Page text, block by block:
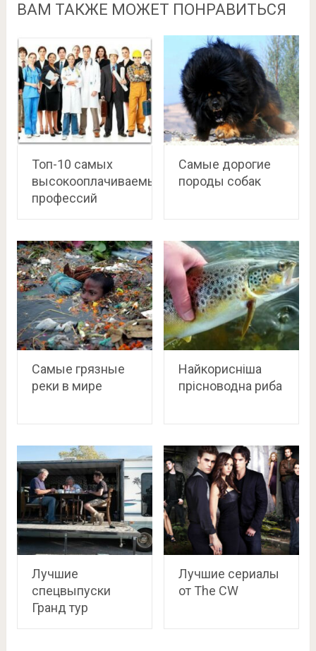
ВАМ ТАКЖЕ МОЖЕТ ПОНРАВИТЬСЯ
Топ-10 самых
высокооплачиваемых
профессий
Самые дорогие
породы собак
Самые грязные
реки в мире
Найкорисніша
прісноводна риба
Лучшие
спецвыпуски
Гранд тур
Лучшие сериалы
от The CW